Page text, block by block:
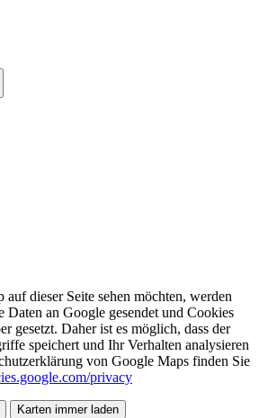
auf dieser Seite sehen möchten, werden
Daten an Google gesendet und Cookies
gesetzt. Daher ist es möglich, dass der
speichert und Ihr Verhalten analysieren
von Google Maps finden Sie
privacy
Karten immer laden